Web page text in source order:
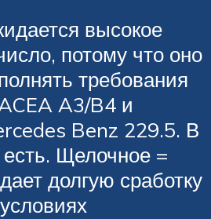
высокое
потому что оно
требования
A3/B4 и
Benz 229.5. В
есть. Щелочное =
долгую сработку